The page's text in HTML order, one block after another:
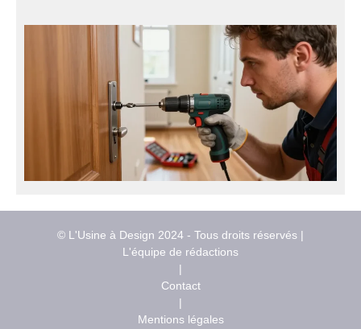
© L'Usine à Design 2024 - Tous droits réservés |
L'équipe de rédactions
|
Contact
|
Mentions légales